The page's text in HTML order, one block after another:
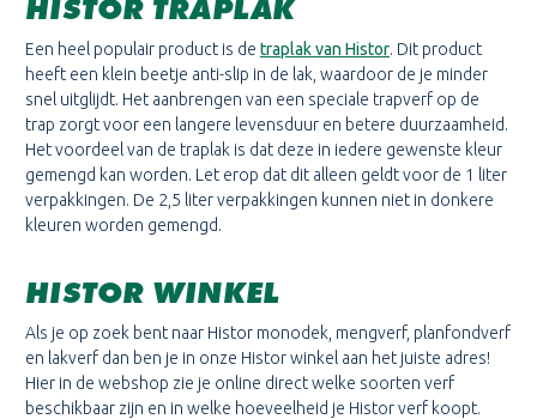
Een heel populair product is de traplak van Histor. Dit product
heeft een klein beetje anti-slip in de lak, waardoor de je minder
snel uitglijdt. Het aanbrengen van een speciale trapverf op de
trap zorgt voor een langere levensduur en betere duurzaamheid.
Het voordeel van de traplak is dat deze in iedere gewenste kleur
gemengd kan worden. Let erop dat dit alleen geldt voor de 1 liter
verpakkingen. De 2,5 liter verpakkingen kunnen niet in donkere
kleuren worden gemengd.
HISTOR WINKEL
Als je op zoek bent naar Histor monodek, mengverf, planfondverf
en lakverf dan ben je in onze Histor winkel aan het juiste adres!
Hier in de webshop zie je online direct welke soorten verf
beschikbaar zijn en in welke hoeveelheid je Histor verf koopt.